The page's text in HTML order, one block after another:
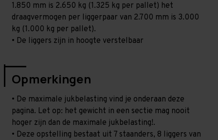
1.850 mm is 2.650 kg (1.325 kg per pallet) het
draagvermogen per liggerpaar van 2.700 mm is 3.000
kg (1.000 kg per pallet).
• De liggers zijn in hoogte verstelbaar
Opmerkingen
• De maximale jukbelasting vind je onderaan deze
pagina. Let op: het gewicht in een sectie mag nooit
hoger zijn dan de maximale jukbelasting!.
• Deze opstelling bestaat uit 7 staanders, 8 liggers van